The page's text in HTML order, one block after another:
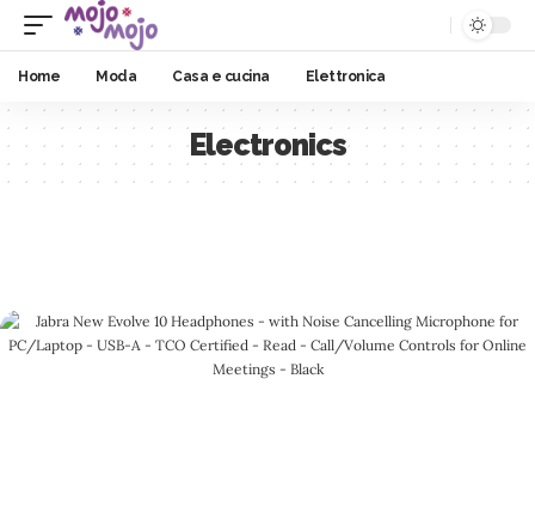
Home Moda Casa e cucina Elettronica
Electronics